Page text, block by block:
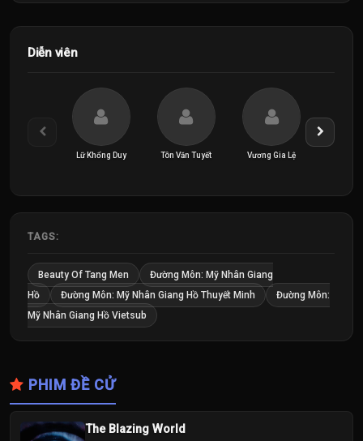
Diễn viên
Lữ Khổng Duy Tôn Văn Tuyết Vương Gia Lệ
TAGS:
Beauty Of Tang Men
Đường Môn: Mỹ Nhân Giang
Hồ
Đường Môn: Mỹ Nhân Giang Hồ Thuyết Minh
Đường Môn:
Mỹ Nhân Giang Hồ Vietsub
PHIM ĐỀ CỬ
The Blazing World